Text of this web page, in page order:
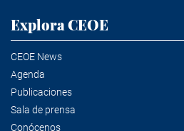
Explora CEOE
CEOE News
Agenda
Publicaciones
Sala de prensa
Conócenos